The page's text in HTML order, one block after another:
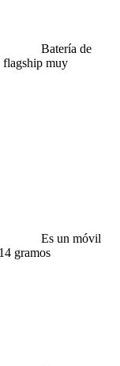
Batería de
flagship muy
Es un móvil
gramos